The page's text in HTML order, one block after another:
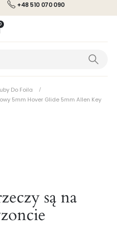
+48 510 070 090
Do Foila
5mm Hover Glide 5mm Allen Key
są na